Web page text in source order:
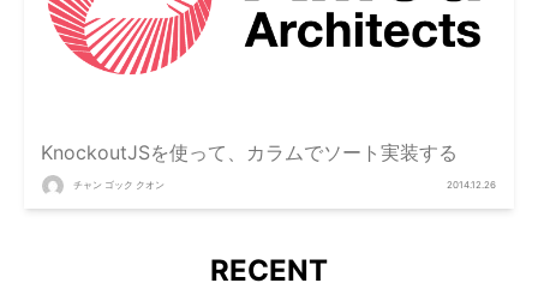
KnockoutJSを使って、カラムでソート実装する
チャン ゴック クオン 2014.12.26
RECENT